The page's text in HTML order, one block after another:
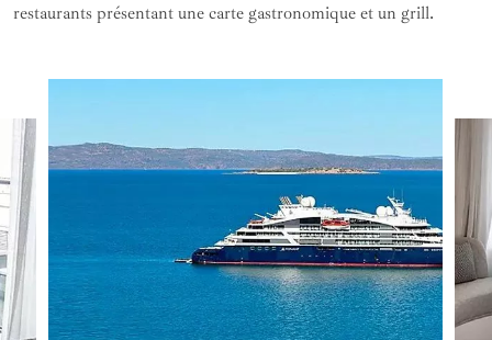
restaurants présentant une carte gastronomique et un grill.